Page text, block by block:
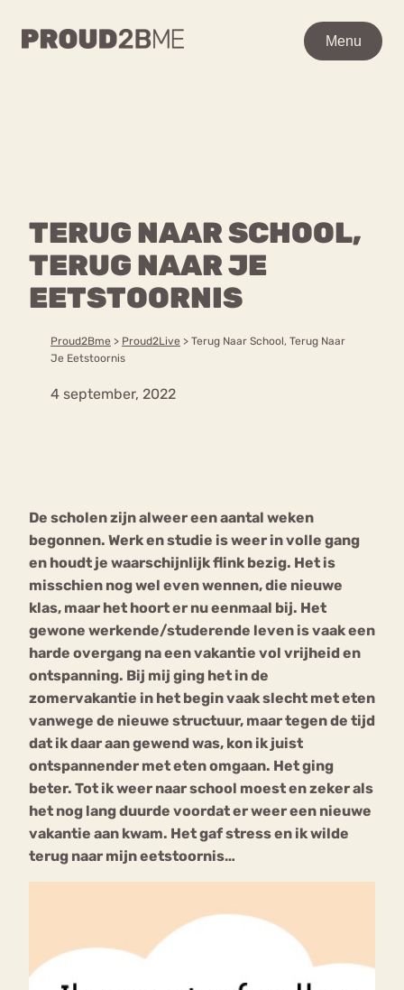
inhoud
Menu
TERUG NAAR SCHOOL,
TERUG NAAR JE
EETSTOORNIS
Proud2Bme > Proud2Live > Terug Naar School, Terug Naar
Je Eetstoornis
4 september, 2022
De scholen zijn alweer een aantal weken
begonnen. Werk en studie is weer in volle gang
en houdt je waarschijnlijk flink bezig. Het is
misschien nog wel even wennen, die nieuwe
klas, maar het hoort er nu eenmaal bij. Het
gewone werkende/studerende leven is vaak een
harde overgang na een vakantie vol vrijheid en
ontspanning. Bij mij ging het in de
zomervakantie in het begin vaak slecht met eten
vanwege de nieuwe structuur, maar tegen de tijd
dat ik daar aan gewend was, kon ik juist
ontspannender met eten omgaan. Het ging
beter. Tot ik weer naar school moest en zeker als
het nog lang duurde voordat er weer een nieuwe
vakantie aan kwam. Het gaf stress en ik wilde
terug naar mijn eetstoornis…
Menu
Content
Forum
WAAR BEN JE NAAR OP
Over proud2bme
Contact
Proud in de media
Vacatures
VEEL GEZOCHTE TERMEN
osa
Eetbuien Piekeren Sport
Trauma
Orthorexia
Afvallen Angst